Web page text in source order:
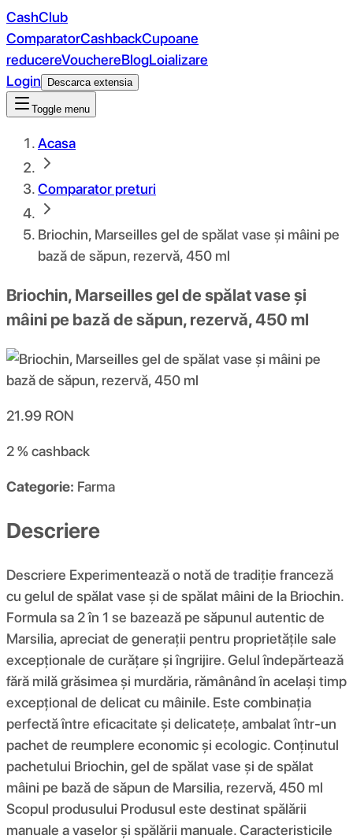
CashClub
ComparatorCashbackCupoane
reducereVouchereBlogLoializare
Login
Descarca extensia
Toggle menu
Acasa
Comparator preturi
Briochin, Marseilles gel de spălat vase și mâini pe
bază de săpun, rezervă, 450 ml
Briochin, Marseilles gel de spălat vase și
mâini pe bază de săpun, rezervă, 450 ml
21.99 RON
2 %cashback
Categorie: Farma
Descriere
Descriere Experimentează o notă de tradiție franceză
cu gelul de spălat vase și de spălat mâini de la Briochin.
Formula sa 2 în 1 se bazează pe săpunul autentic de
Marsilia, apreciat de generații pentru proprietățile sale
excepționale de curățare și îngrijire. Gelul îndepărtează
fără milă grăsimea și murdăria, rămânând în același timp
excepțional de delicat cu mâinile. Este combinația
perfectă între eficacitate și delicatețe, ambalat într-un
pachet de reumplere economic și ecologic. Conținutul
pachetului Briochin, gel de spălat vase și de spălat
mâini pe bază de săpun de Marsilia, rezervă, 450 ml
Scopul produsului Produsul este destinat spălării
manuale a vaselor și spălării manuale. Caracteristicile